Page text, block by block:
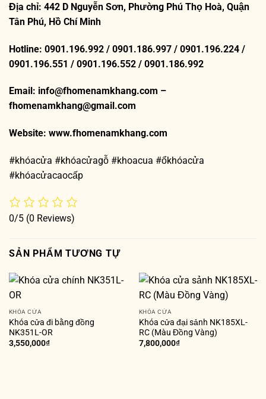
Địa chỉ: 442 D Nguyễn Sơn, Phường Phú Thọ Hoà, Quận
Tân Phú, Hồ Chí Minh
Hotline: 0901.196.992 / 0901.186.997 / 0901.196.224 /
0901.196.551 / 0901.196.552 / 0901.186.992
Email: info@fhomenamkhang.com –
fhomenamkhang@gmail.com
Website: www.fhomenamkhang.com
#khóacửa #khóacửagỗ #khoacua #ổkhóacửa
#khóacửacaocấp
0/5 (0 Reviews)
SẢN PHẨM TƯƠNG TỰ
KHÓA CỬA
Khóa cửa đi bằng đồng
NK351L-OR
3,550,000₫
KHÓA CỬA
Khóa cửa đại sảnh NK185XL-
RC (Màu Đồng Vàng)
7,800,000₫